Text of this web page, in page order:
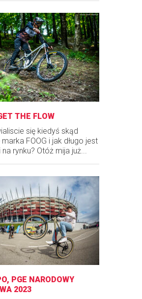
THE FLOW
się kiedyś skąd
marka FOOG i jak długo jest
na rynku? Otóż mija już...
PGE NARODOWY
2023